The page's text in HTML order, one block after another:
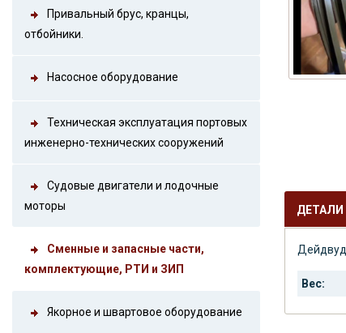
Привальный брус, кранцы,
отбойники.
Насосное оборудование
Техническая эксплуатация портовых
инженерно-технических сооружений
Судовые двигатели и лодочные
моторы
Сменные и запасные части,
комплектующие, РТИ и ЗИП
Якорное и швартовое оборудование
ДЕТАЛИ
Вес: